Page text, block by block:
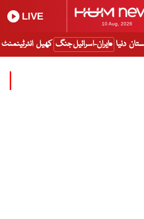
10 Aug, 2026
LIVE
دنیا ایران-اسرائیل جنگ کھیل انٹرٹینمنٹ